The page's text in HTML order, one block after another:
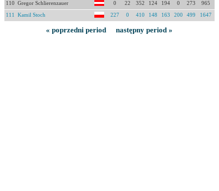
110 Gregor Schlierenzauer 0 22 352 124 194 0 273 965
111 Kamil Stoch 227 0 410 148 163 200 499 1647
« poprzedni period następny period »